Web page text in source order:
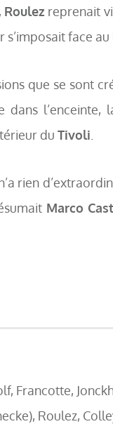
Roulez reprenait
face
que se sont
dans
du Tivoli
rien
Marco
Francotte,
Roulez,